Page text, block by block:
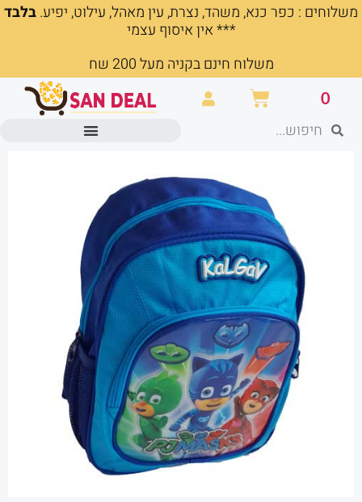
דילוג
משלוחים : כפר כנא, משהד, נצרת, עין מאהל, עילוט, יפיע.בלבד
*** אין איסוף עצמי
משלוח חינם בקניה מעל 200 שח
0 עגלת
קניות חיפושחיפוש